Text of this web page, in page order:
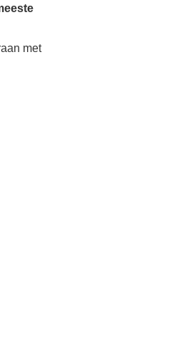
met